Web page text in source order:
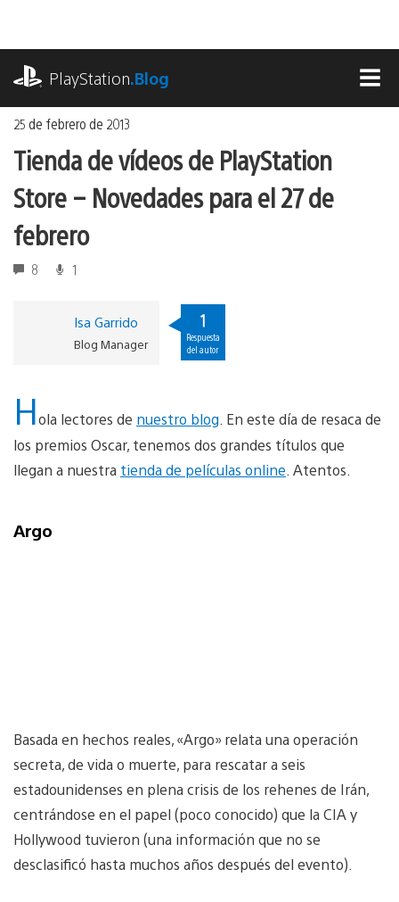
contenido
PlayStation.Blog
25 de febrero de 2013
Tienda de vídeos de PlayStation
Store – Novedades para el 27 de
febrero
8 1
Isa Garrido
Blog Manager
1
Respuesta
del autor
Hola lectores de nuestro blog . En este día de resaca de
los premios Oscar, tenemos dos grandes títulos que
llegan a nuestra tienda de películas online . Atentos.
Argo
Basada en hechos reales, «Argo» relata una operación
secreta, de vida o muerte, para rescatar a seis
estadounidenses en plena crisis de los rehenes de Irán,
centrándose en el papel (poco conocido) que la CIA y
Hollywood tuvieron (una información que no se
desclasificó hasta muchos años después del evento).